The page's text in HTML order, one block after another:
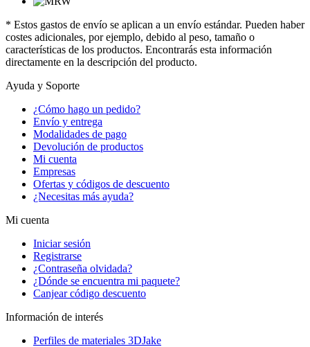
* Estos gastos de envío se aplican a un envío estándar. Pueden haber
costes adicionales, por ejemplo, debido al peso, tamaño o
características de los productos. Encontrarás esta información
directamente en la descripción del producto.
Ayuda y Soporte
¿Cómo hago un pedido?
Envío y entrega
Modalidades de pago
Devolución de productos
Mi cuenta
Empresas
Ofertas y códigos de descuento
¿Necesitas más ayuda?
Mi cuenta
Iniciar sesión
Registrarse
¿Contraseña olvidada?
¿Dónde se encuentra mi paquete?
Canjear código descuento
Información de interés
Perfiles de materiales 3DJake